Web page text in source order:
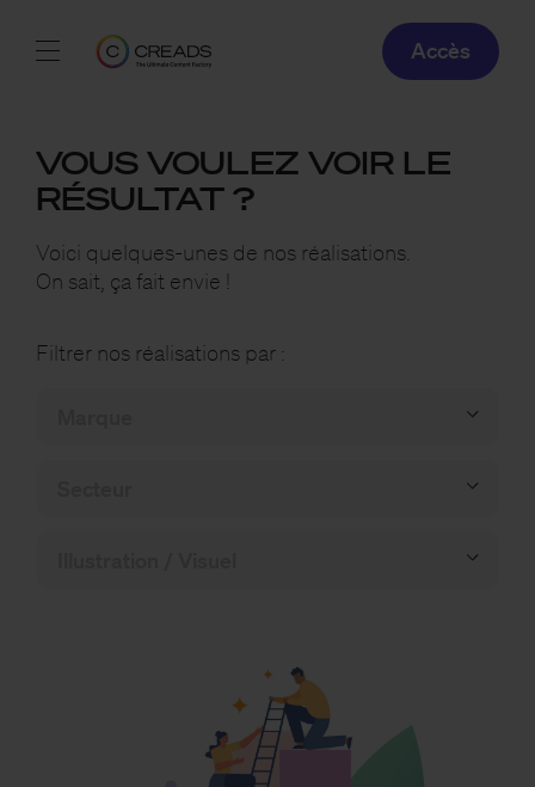
Offres
À propos
Accès
VOUS VOULEZ VOIR LE
RÉSULTAT ?
Voici quelques-unes de nos réalisations.
On sait, ça fait envie !
Filtrer nos réalisations par :